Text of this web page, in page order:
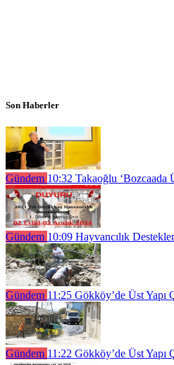
Son Haberler
Gündem 10:32 Takaoğlu ‘Bozcaada
Gündem 10:09 Hayvancılık
Gündem 11:25 Gökköy’de Üst Yapı
Gündem 11:22 Gökköy’de Üst Yapı